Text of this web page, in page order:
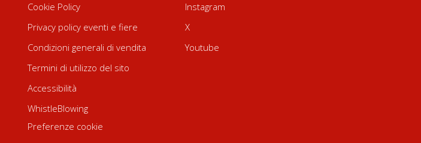
Cookie Policy
Privacy policy eventi e fiere
Condizioni generali di vendita
Termini di utilizzo del sito
Accessibilità
WhistleBlowing
Preferenze cookie
Instagram
X
Youtube